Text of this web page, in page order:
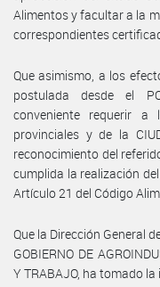
Alimentos y facultar a la
correspondientes
Que asimismo, a los
postulada desde el
conveniente requerir a
provinciales y de la
reconocimiento del
cumplida la realización
Artículo 21 del Código
Que la Dirección General
GOBIERNO DE
Y TRABAJO, ha tomado